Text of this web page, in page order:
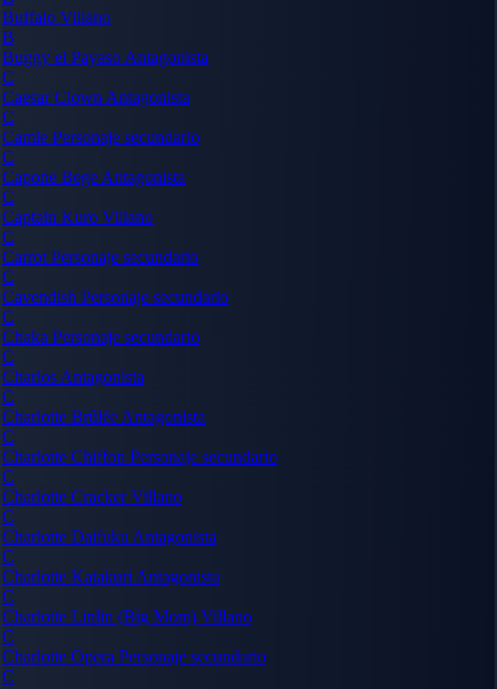
Buffalo Villano
B
Buggy el Payaso Antagonista
C
Caesar Clown Antagonista
C
Camie Personaje secundario
C
Capone Bege Antagonista
C
Captain Kuro Villano
C
Carrot Personaje secundario
C
Cavendish Personaje secundario
C
Chaka Personaje secundario
C
Charlos Antagonista
C
Charlotte Brûlée Antagonista
C
Charlotte Chiffon Personaje secundario
C
Charlotte CrackerVillano
C
Charlotte Daifuku Antagonista
C
Charlotte Katakuri Antagonista
C
Charlotte Linlin (Big Mom) Villano
C
Charlotte Opera Personaje secundario
C